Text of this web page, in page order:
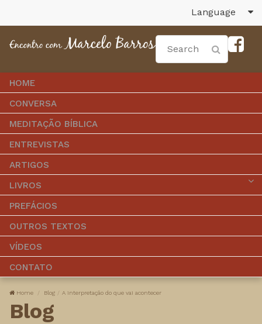
Language
HOME
CONVERSA
MEDITAÇÃO BÍBLICA
ENTREVISTAS
ARTIGOS
LIVROS
PREFÁCIOS
OUTROS TEXTOS
VÍDEOS
CONTATO
Home Blog A interpretação do que vai acontecer
Blog